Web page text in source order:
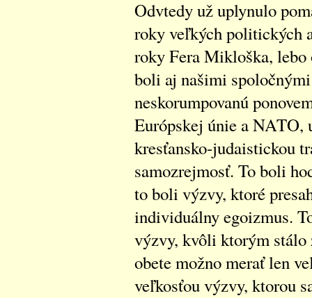
Odvtedy už uplynulo
roky veľkých politických
roky Fera Mikloška,
boli aj našimi
neskorumpovanú
Európskej únie a NATO,
kresťansko-judaistickou
samozrejmosť. To boli
to boli výzvy, ktoré
individuálny egoizmus.
výzvy, kvôli ktorým stálo
obete možno merať len
veľkosťou výzvy, ktorou